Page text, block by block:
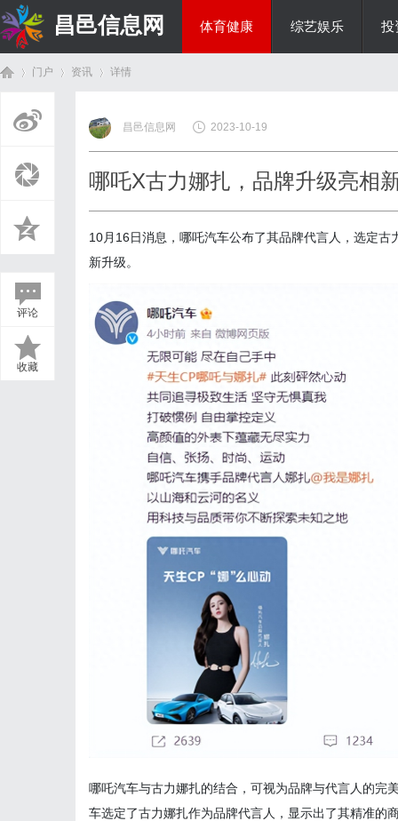
昌邑信息网 体育健康 综艺娱乐 投
门户 资讯
›
详情
评论
收藏
昌邑信息网 2023-10-19
哪吒X古力娜扎，品牌升级亮相
10月16日消息，哪吒汽车公布了其品牌代言人，选定
新升级。
哪吒汽车与古力娜扎的结合，可视为品牌与代言人的完
车选定了古力娜扎作为品牌代言人，显示出了其精准的